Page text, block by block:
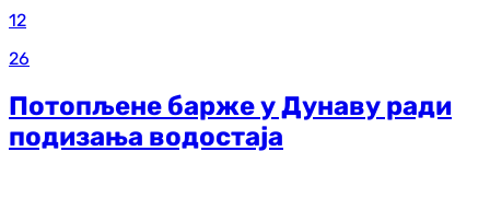
12
26
Потопљене барже у Дунаву ради
подизања водостаја